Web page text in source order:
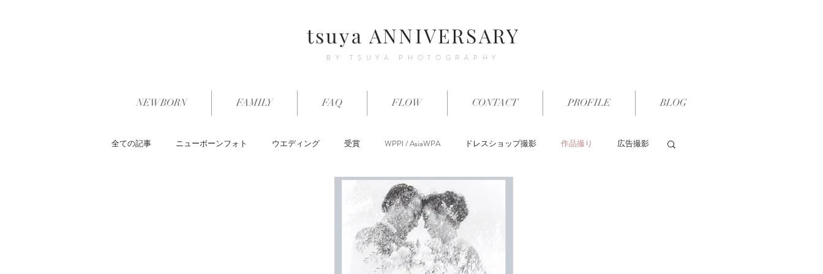
tsuya ANNIVERSARY
BY TSUYA PHOTOGRAPHY
NEWBORN FAMILY FAQ FLOW CONTACT PROFILE BLOG
全ての記事 ニューボーンフォト ウエディング 受賞 WPPI / AsiaWPA ドレスショップ撮影 作品撮り 広告撮影